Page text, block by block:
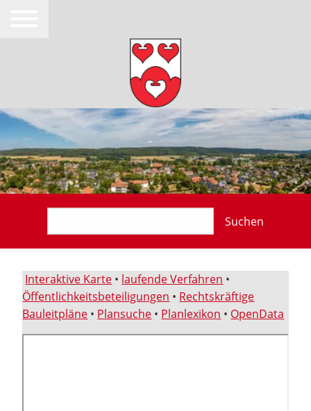
Suchen
Interaktive Karte • laufende Verfahren •
Öffentlichkeitsbeteiligungen • Rechtskräftige
Bauleitpläne • Plansuche • Planlexikon • OpenData